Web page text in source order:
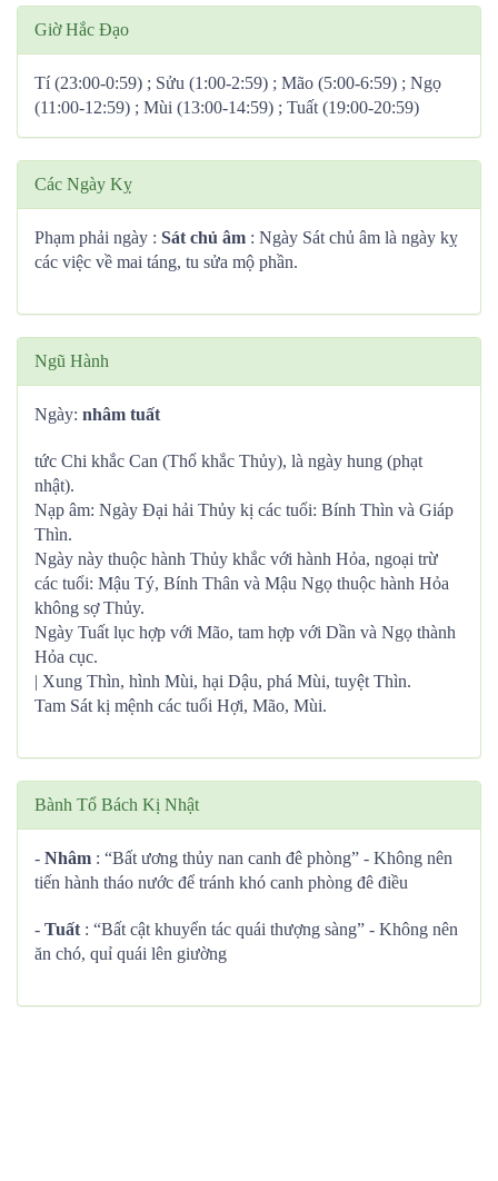
Giờ Hắc Đạo
Tí (23:00-0:59) ; Sửu (1:00-2:59) ; Mão (5:00-6:59) ; Ngọ
(11:00-12:59) ; Mùi (13:00-14:59) ; Tuất (19:00-20:59)
Các Ngày Kỵ
Phạm phải ngày : Sát chủ âm : Ngày Sát chủ âm là ngày kỵ
các việc về mai táng, tu sửa mộ phần.
Ngũ Hành
Ngày: nhâm tuất
tức Chi khắc Can (Thổ khắc Thủy), là ngày hung (phạt
nhật).
Nạp âm: Ngày Đại hải Thủy kị các tuổi: Bính Thìn và Giáp
Thìn.
Ngày này thuộc hành Thủy khắc với hành Hỏa, ngoại trừ
các tuổi: Mậu Tý, Bính Thân và Mậu Ngọ thuộc hành Hỏa
không sợ Thủy.
Ngày Tuất lục hợp với Mão, tam hợp với Dần và Ngọ thành
Hỏa cục.
| Xung Thìn, hình Mùi, hại Dậu, phá Mùi, tuyệt Thìn.
Tam Sát kị mệnh các tuổi Hợi, Mão, Mùi.
Bành Tổ Bách Kị Nhật
- Nhâm : “Bất ương thủy nan canh đê phòng” - Không nên
tiến hành tháo nước để tránh khó canh phòng đê điều
- Tuất : “Bất cật khuyển tác quái thượng sàng” - Không nên
ăn chó, quỉ quái lên giường